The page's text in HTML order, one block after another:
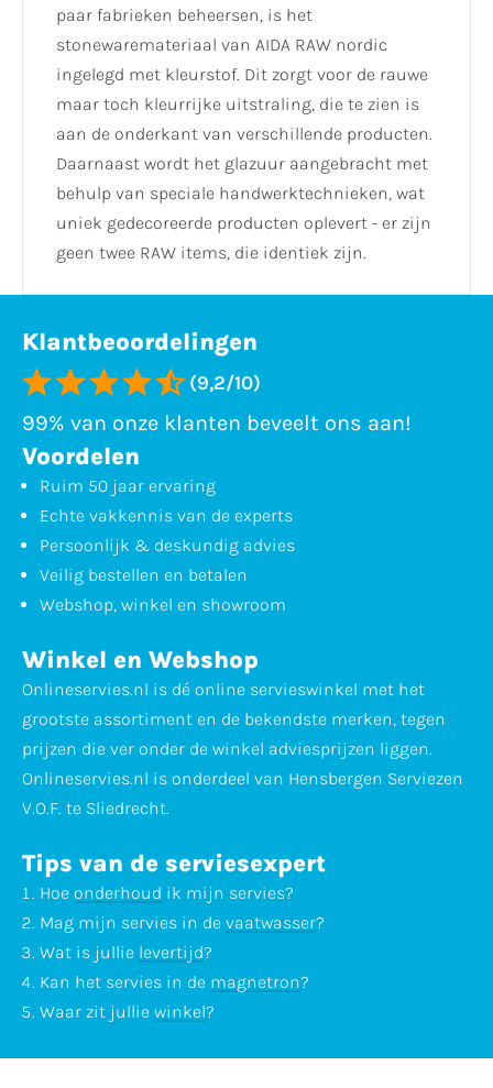
paar fabrieken beheersen, is het
stonewaremateriaal van AIDA RAW nordic
ingelegd met kleurstof. Dit zorgt voor de rauwe
maar toch kleurrijke uitstraling, die te zien is
aan de onderkant van verschillende producten.
Daarnaast wordt het glazuur aangebracht met
behulp van speciale handwerktechnieken, wat
uniek gedecoreerde producten oplevert - er zijn
geen twee RAW items, die identiek zijn.
Klantbeoordelingen
(9,2/10)
99% van onze klanten beveelt ons aan!
Voordelen
Ruim 50 jaar ervaring
Echte vakkennis van de experts
Persoonlijk & deskundig advies
Veilig bestellen en betalen
Webshop, winkel en showroom
Winkel en Webshop
Onlineservies.nl is dé online servieswinkel met het
grootste assortiment en de bekendste merken, tegen
prijzen die ver onder de winkel adviesprijzen liggen.
Onlineservies.nl is onderdeel van Hensbergen Serviezen
V.O.F. te Sliedrecht.
Tips van de serviesexpert
Hoe onderhoud ik mijn servies?
Mag mijn servies in de vaatwasser?
Wat is jullie levertijd?
Kan het servies in de magnetron?
Waar zit jullie winkel?